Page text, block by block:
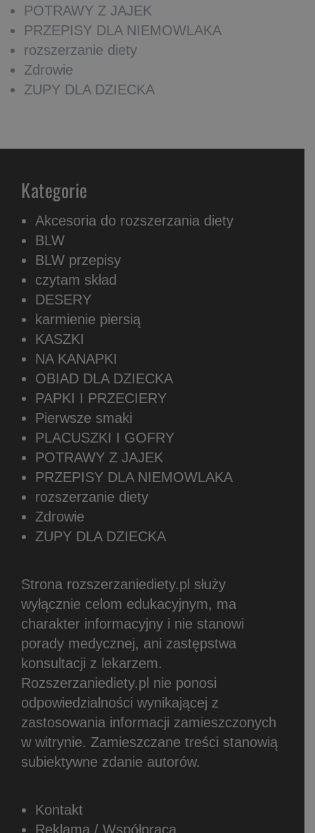
POTRAWY Z JAJEK
PRZEPISY DLA NIEMOWLAKA
rozszerzanie diety
Zdrowie
ZUPY DLA DZIECKA
Kategorie
Akcesoria do rozszerzania diety
BLW
BLW przepisy
czytam skład
DESERY
karmienie piersią
KASZKI
NA KANAPKI
OBIAD DLA DZIECKA
PAPKI I PRZECIERY
Pierwsze smaki
PLACUSZKI I GOFRY
POTRAWY Z JAJEK
PRZEPISY DLA NIEMOWLAKA
rozszerzanie diety
Zdrowie
ZUPY DLA DZIECKA
Strona rozszerzaniediety.pl służy
wyłącznie celom edukacyjnym, ma
charakter informacyjny i nie stanowi
porady medycznej, ani zastępstwa
konsultacji z lekarzem.
Rozszerzaniediety.pl nie ponosi
odpowiedzialności wynikającej z
zastosowania informacji zamieszczonych
w witrynie. Zamieszczane treści stanowią
subiektywne zdanie autorów.
Kontakt
Reklama / Współpraca